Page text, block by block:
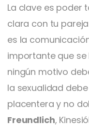
La clave es poder
clara con tu
es la
importante que
ningún motivo
la sexualidad
placentera y no
Freundlich,